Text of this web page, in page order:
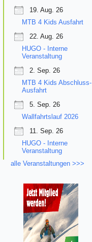
19. Aug. 26
MTB 4 Kids Ausfahrt
22. Aug. 26
HUGO - Interne
Veranstaltung
2. Sep. 26
MTB 4 Kids Abschluss-
Ausfahrt
5. Sep. 26
Wallfahrtslauf 2026
11. Sep. 26
HUGO - Interne
Veranstaltung
alle Veranstaltungen >>>